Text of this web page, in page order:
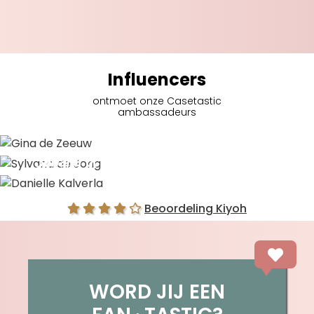
Influencers
ontmoet onze Casetastic
ambassadeurs
Sylvana de Jong
Beoordeling Kiyoh
WORD JIJ EEN